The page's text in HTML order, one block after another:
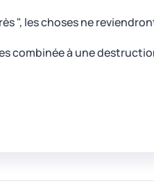
", les choses ne
combinée à une